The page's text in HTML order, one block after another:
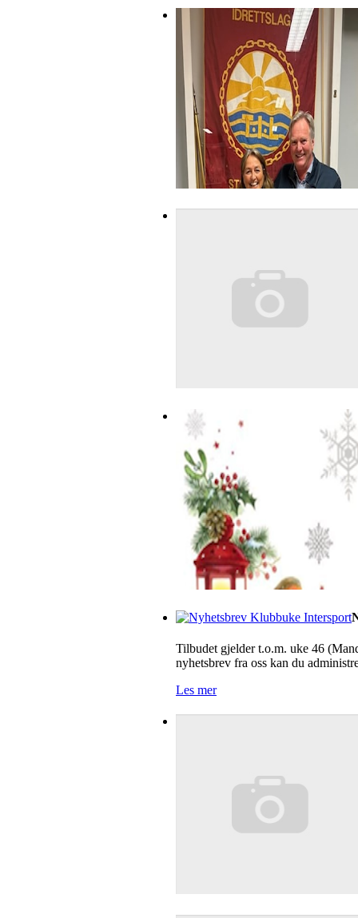
Tilbudet gjelder t.o.m. uke 46
nyhetsbrev fra oss kan du
Les mer